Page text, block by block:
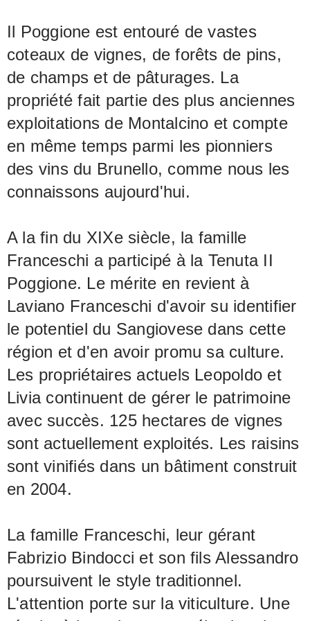
apporte une douce fusion et soutient
l'harmonie corsée et soyeuse en
bouche.
Il Poggione est entouré de vastes
coteaux de vignes, de forêts de pins,
de champs et de pâturages. La
propriété fait partie des plus anciennes
exploitations de Montalcino et compte
en même temps parmi les pionniers
des vins du Brunello, comme nous les
connaissons aujourd'hui.
A la fin du XIXe siècle, la famille
Franceschi a participé à la Tenuta II
Poggione. Le mérite en revient à
Laviano Franceschi d'avoir su identifier
le potentiel du Sangiovese dans cette
région et d'en avoir promu sa culture.
Les propriétaires actuels Leopoldo et
Livia continuent de gérer le patrimoine
avec succès. 125 hectares de vignes
sont actuellement exploités. Les raisins
sont vinifiés dans un bâtiment construit
en 2004.
La famille Franceschi, leur gérant
Fabrizio Bindocci et son fils Alessandro
poursuivent le style traditionnel.
L'attention porte sur la viticulture. Une